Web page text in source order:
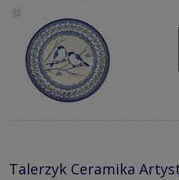
Talerzyk Ceramika